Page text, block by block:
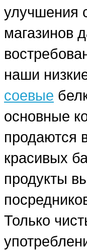
улучшения
магазинов
наши
соевые
основные
продаются
красивых
продукты
Только